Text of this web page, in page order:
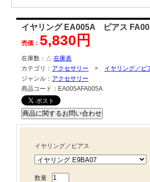
イヤリング EA005A ピアス
売価： 5,830円
在庫数： △ 在庫表
カテゴリ： アクセサリー > イヤリング／ピ
ジャンル： アクセサリー
商品コード： EA005AFA005A
イヤリング／ピアス
数量